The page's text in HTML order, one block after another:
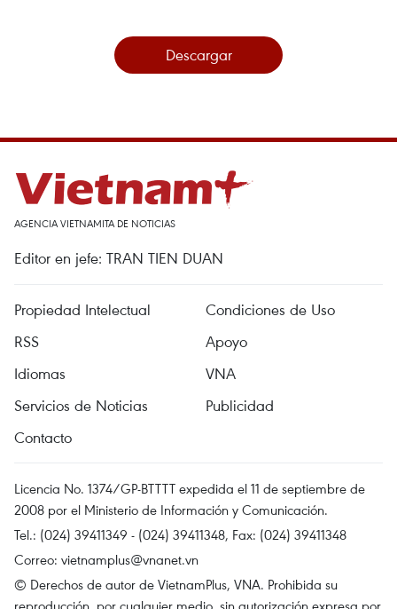
Descargar
AGENCIA VIETNAMITA DE NOTICIAS
Editor en jefe: TRAN TIEN DUAN
Propiedad Intelectual
Condiciones de Uso
RSS
Apoyo
Idiomas
VNA
Servicios de Noticias
Publicidad
Contacto
Licencia No. 1374/GP-BTTTT expedida el 11 de septiembre de
2008 por el Ministerio de Información y Comunicación.
Tel.: (024) 39411349 - (024) 39411348, Fax: (024) 39411348
Correo: vietnamplus@vnanet.vn
© Derechos de autor de VietnamPlus, VNA. Prohibida su
reproducción, por cualquier medio, sin autorización expresa por